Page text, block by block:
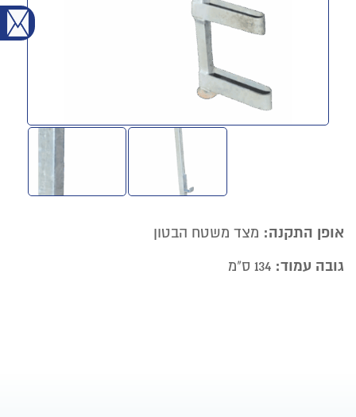
אופן התקנה: מצד משטח הבטון
גובה עמוד: